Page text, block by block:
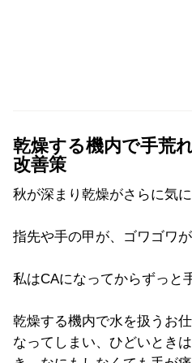
乾燥する機内で手荒
改善策
秋が深まり乾燥がさらに気に
指先や手の甲が、ゴワゴワ
私はCAになってからずっと
乾燥する機内で水を扱うお
なってしまい、ひどいとき